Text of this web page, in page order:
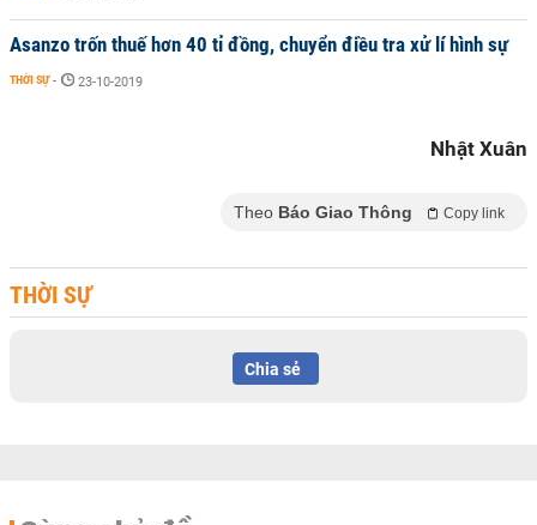
Asanzo trốn thuế hơn 40 tỉ đồng, chuyển điều tra xử lí hình sự
THỜI SỰ - 23-10-2019
Nhật Xuân
Theo Báo Giao Thông Copy link
THỜI SỰ
Chia sẻ